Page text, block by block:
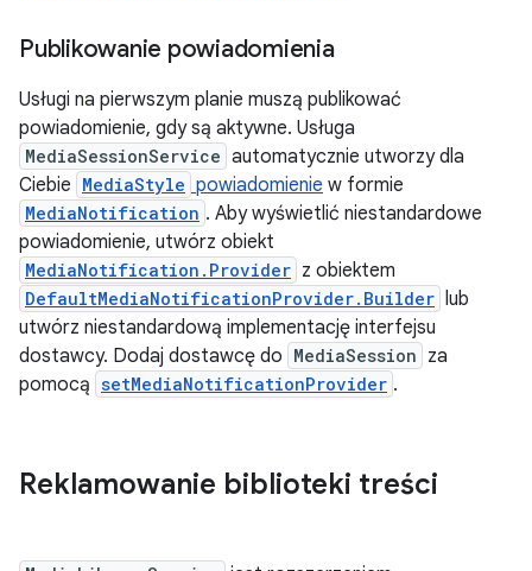
Publikowanie powiadomienia
Usługi na pierwszym planie muszą publikować
powiadomienie, gdy są aktywne. Usługa
MediaSessionService automatycznie utworzy dla
Ciebie MediaStyle powiadomienie w formie
MediaNotification . Aby wyświetlić niestandardowe
powiadomienie, utwórz obiekt
MediaNotification.Provider z obiektem
DefaultMediaNotificationProvider.Builder lub
utwórz niestandardową implementację interfejsu
dostawcy. Dodaj dostawcę do MediaSession za
pomocą setMediaNotificationProvider .
Reklamowanie biblioteki treści